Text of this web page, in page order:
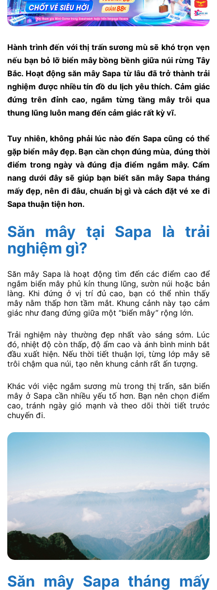
Hành trình đến với thị trấn sương mù sẽ khó trọn vẹn
nếu bạn bỏ lỡ biển mây bồng bềnh giữa núi rừng Tây
Bắc. Hoạt động săn mây Sapa từ lâu đã trở thành trải
nghiệm được nhiều tín đồ du lịch yêu thích. Cảm giác
đứng trên đỉnh cao, ngắm từng tầng mây trôi qua
thung lũng luôn mang đến cảm giác rất kỳ vĩ.
Tuy nhiên, không phải lúc nào đến Sapa cũng có thể
gặp biển mây đẹp. Bạn cần chọn đúng mùa, đúng thời
điểm trong ngày và đúng địa điểm ngắm mây. Cẩm
nang dưới đây sẽ giúp bạn biết săn mây Sapa tháng
mấy đẹp, nên đi đâu, chuẩn bị gì và cách đặt vé xe đi
Sapa thuận tiện hơn.
Săn mây tại Sapa là trải
nghiệm gì?
Săn mây Sapa là hoạt động tìm đến các điểm cao để
ngắm biển mây phủ kín thung lũng, sườn núi hoặc bản
làng. Khi đứng ở vị trí đủ cao, bạn có thể nhìn thấy
mây nằm thấp hơn tầm mắt. Khung cảnh này tạo cảm
giác như đang đứng giữa một “biển mây” rộng lớn.
Trải nghiệm này thường đẹp nhất vào sáng sớm. Lúc
đó, nhiệt độ còn thấp, độ ẩm cao và ánh bình minh bắt
đầu xuất hiện. Nếu thời tiết thuận lợi, từng lớp mây sẽ
trôi chậm qua núi, tạo nên khung cảnh rất ấn tượng.
Khác với việc ngắm sương mù trong thị trấn, săn biển
mây ở Sapa cần nhiều yếu tố hơn. Bạn nên chọn điểm
cao, tránh ngày gió mạnh và theo dõi thời tiết trước
chuyến đi.
Săn mây Sapa tháng mấy